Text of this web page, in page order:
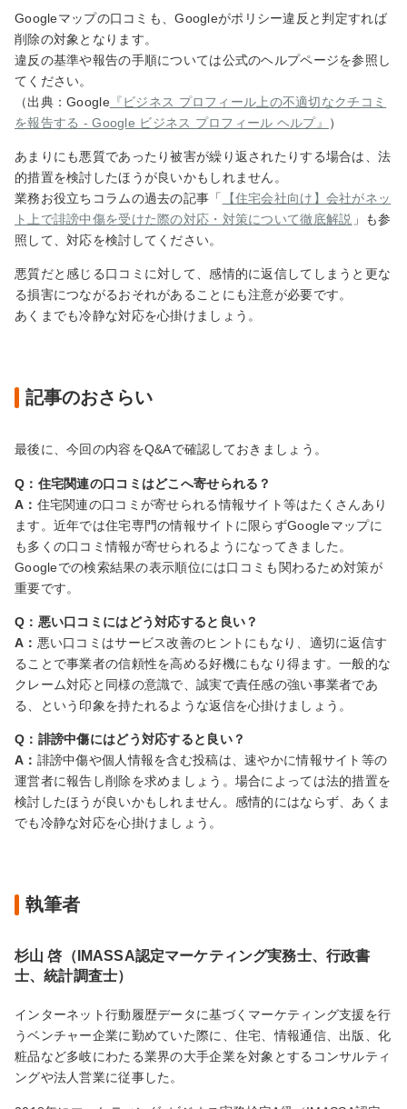
Googleマップの口コミも、Googleがポリシー違反と判定すれば
削除の対象となります。
違反の基準や報告の手順については公式のヘルプページを参照し
てください。
（出典：Google『ビジネス プロフィール上の不適切なクチコミ
を報告する - Google ビジネス プロフィール ヘルプ』
）
あまりにも悪質であったり被害が繰り返されたりする場合は、法
的措置を検討したほうが良いかもしれません。
業務お役立ちコラムの過去の記事「
【住宅会社向け】会社がネッ
ト上で誹謗中傷を受けた際の対応・対策について徹底解説 」も参
照して、対応を検討してください。
悪質だと感じる口コミに対して、感情的に返信してしまうと更な
る損害につながるおそれがあることにも注意が必要です。
あくまでも冷静な対応を心掛けましょう。
記事のおさらい
最後に、今回の内容をQ&Aで確認しておきましょう。
Q：住宅関連の口コミはどこへ寄せられる？
A： 住宅関連の口コミが寄せられる情報サイト等はたくさんあり
ます。近年では住宅専門の情報サイトに限らずGoogleマップに
も多くの口コミ情報が寄せられるようになってきました。
Googleでの検索結果の表示順位には口コミも関わるため対策が
重要です。
Q：悪い口コミにはどう対応すると良い？
A： 悪い口コミはサービス改善のヒントにもなり、適切に返信す
ることで事業者の信頼性を高める好機にもなり得ます。一般的な
クレーム対応と同様の意識で、誠実で責任感の強い事業者であ
る、という印象を持たれるような返信を心掛けましょう。
Q：誹謗中傷にはどう対応すると良い？
A： 誹謗中傷や個人情報を含む投稿は、速やかに情報サイト等の
運営者に報告し削除を求めましょう。場合によっては法的措置を
検討したほうが良いかもしれません。感情的にはならず、あくま
でも冷静な対応を心掛けましょう。
執筆者
杉山 啓（IMASSA認定マーケティング実務士、行政書
士、統計調査士）
インターネット行動履歴データに基づくマーケティング支援を行
うベンチャー企業に勤めていた際に、住宅、情報通信、出版、化
粧品など多岐にわたる業界の大手企業を対象とするコンサルティ
ングや法人営業に従事した。